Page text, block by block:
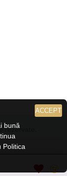
ACCEPT
bună
Politica